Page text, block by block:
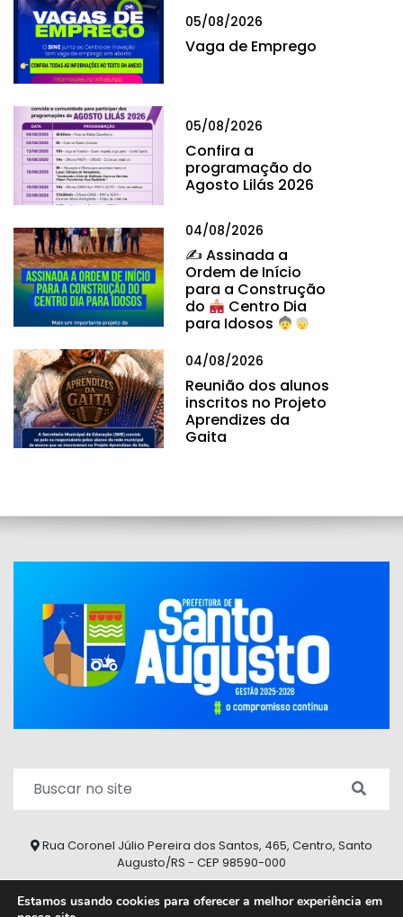
05/08/2026
Vaga de Emprego
05/08/2026
Confira a
programação do
Agosto Lilás 2026
04/08/2026
✍ Assinada a
Ordem de Início
para a Construção
do
Centro Dia
para Idosos
04/08/2026
Reunião dos alunos
inscritos no Projeto
Aprendizes da
Gaita
Rua Coronel Júlio Pereira dos Santos, 465, Centro, Santo
Augusto/RS - CEP 98590-000
Estamos usando cookies para oferecer a melhor experiência em